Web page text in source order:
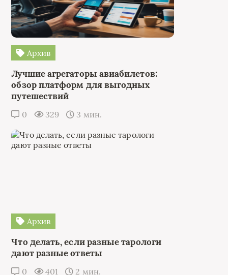
Архив
Лучшие агрегаторы авиабилетов:
обзор платформ для выгодных
путешествий
0 329 3 мин.
Архив
Что делать, если разные тарологи
дают разные ответы
0 401 2 мин.